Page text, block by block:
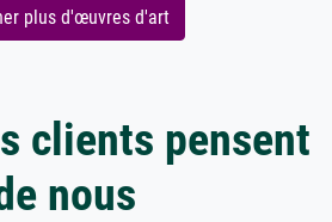
plus d'œuvres d'art
clients pensent
nous